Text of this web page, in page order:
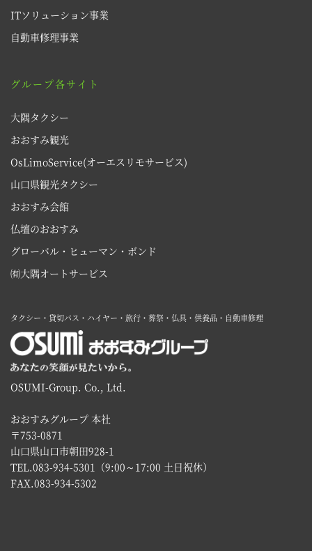
ITソリューション事業
自動車修理事業
グループ各サイト
大隅タクシー
おおすみ観光
OsLimoService(オーエスリモサービス)
山口県観光タクシー
おおすみ会館
仏壇のおおすみ
グローバル・ヒューマン・ボンド
㈲大隅オートサービス
タクシー・貸切バス・ハイヤー・旅行・葬祭・仏具・供養品・自動車修理
OSUMI-Group. Co., Ltd.
おおすみグループ 本社
〒753-0871
山口県山口市朝田928-1
TEL.083-934-5301（9:00～17:00 土日祝休）
FAX.083-934-5302